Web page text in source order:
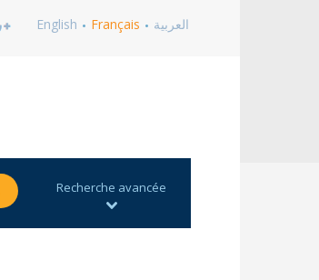
English Français العربية